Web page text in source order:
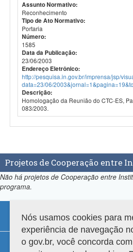
Assunto Normativo:
Reconhecimento
Tipo de Ato Normativo:
Portaria
Número:
1585
Data da Publicação:
23/06/2003
Endereço Eletrônico:
http://pesquisa.in.gov.br/imprensa/jsp/
data=23/06/
Descrição:
Homologação da Reunião do CTC-ES,
083/2003.
Projetos de Cooperação entre
Não há projetos de Cooperação entre
programa.
Nós usamos cookies para
experiência de navegação
o gov.br, você concorda